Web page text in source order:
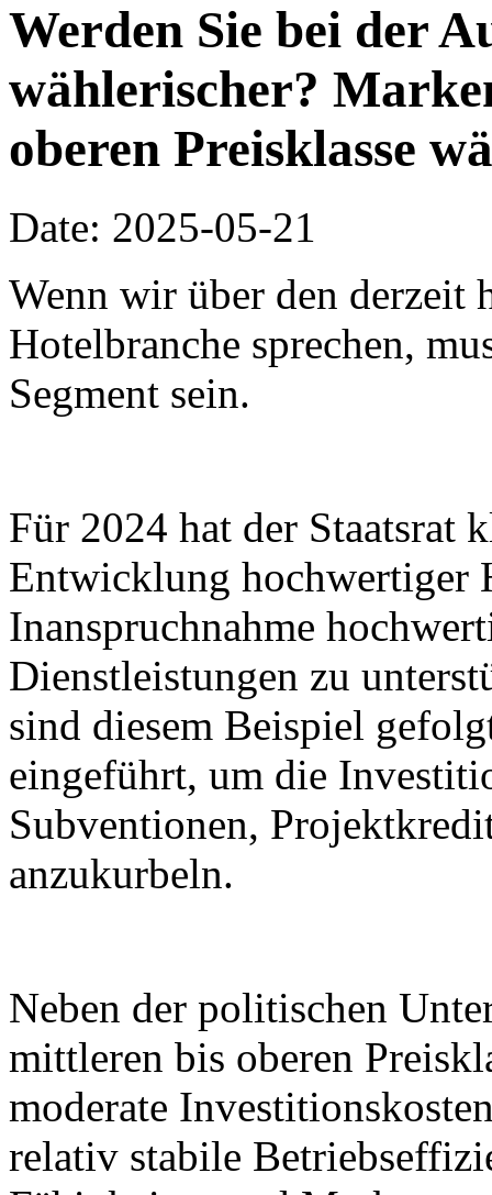
Werden Sie bei der
wählerischer?
oberen Preisklasse
Date: 2025-05-21
Wenn wir über den derzeit
Hotelbranche sprechen,
Segment sein.
Für 2024 hat der Staatsrat
Entwicklung hochwertiger
Inanspruchnahme
Dienstleistungen zu
sind diesem Beispiel
eingeführt, um die
Subventionen,
anzukurbeln.
Neben der politischen
mittleren bis oberen
moderate
relativ stabile